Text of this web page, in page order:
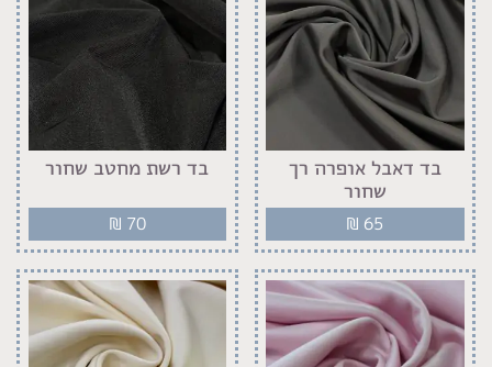
בד דאבל אופרה רך
שחור
₪ 65
בד רשת מחטב שחור
₪ 70